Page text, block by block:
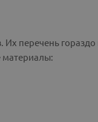
Их перечень
материалы: